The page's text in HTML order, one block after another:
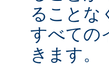
ることな
すべての
きます。